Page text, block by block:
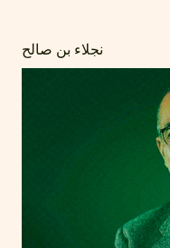
نجلاء بن صالح